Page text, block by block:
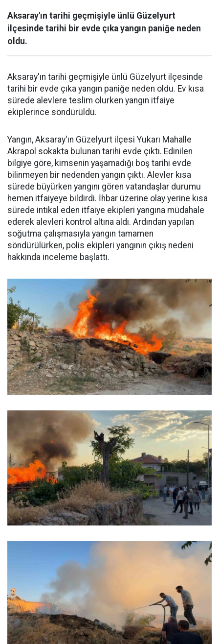
Aksaray'ın tarihi geçmişiyle ünlü Güzelyurt
ilçesinde tarihi bir evde çıka yangın paniğe neden
oldu.
Aksaray'ın tarihi geçmişiyle ünlü Güzelyurt ilçesinde
tarihi bir evde çıka yangın paniğe neden oldu. Ev kısa
sürede alevlere teslim olurken yangın itfaiye
ekiplerince söndürüldü.
Yangın, Aksaray'ın Güzelyurt ilçesi Yukarı Mahalle
Akrapol sokakta bulunan tarihi evde çıktı. Edinilen
bilgiye göre, kimsenin yaşamadığı boş tarihi evde
bilinmeyen bir nedenden yangın çıktı. Alevler kısa
sürede büyürken yangını gören vatandaşlar durumu
hemen itfaiyeye bildirdi. İhbar üzerine olay yerine kısa
sürede intikal eden itfaiye ekipleri yangına müdahale
ederek alevleri kontrol altına aldı. Ardından yapılan
soğutma çalışmasıyla yangın tamamen
söndürülürken, polis ekipleri yangının çıkış nedeni
hakkında inceleme başlattı.